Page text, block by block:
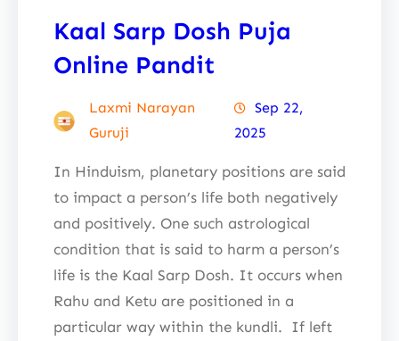
Kaal Sarp Dosh Puja
Online Pandit
Laxmi Narayan
Guruji
Sep 22,
2025
In Hinduism, planetary positions are said
to impact a person’s life both negatively
and positively. One such astrological
condition that is said to harm a person’s
life is the Kaal Sarp Dosh. It occurs when
Rahu and Ketu are positioned in a
particular way within the kundli. If left